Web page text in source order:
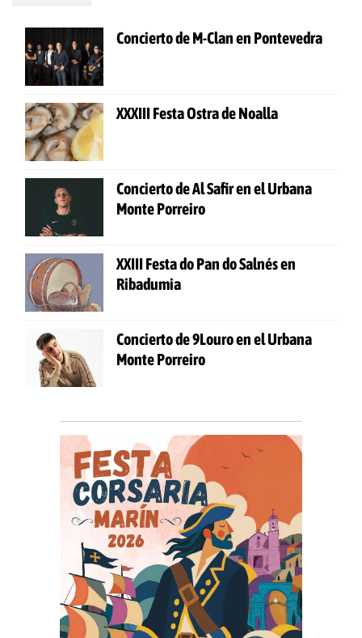
Concierto de M-Clan en Pontevedra
XXXIII Festa Ostra de Noalla
Concierto de Al Safir en el Urbana
Monte Porreiro
XXIII Festa do Pan do Salnés en
Ribadumia
Concierto de 9Louro en el Urbana
Monte Porreiro